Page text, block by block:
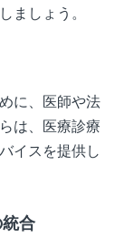
ましょう。
に、医師や法
は、医療診療
イスを提供し
合